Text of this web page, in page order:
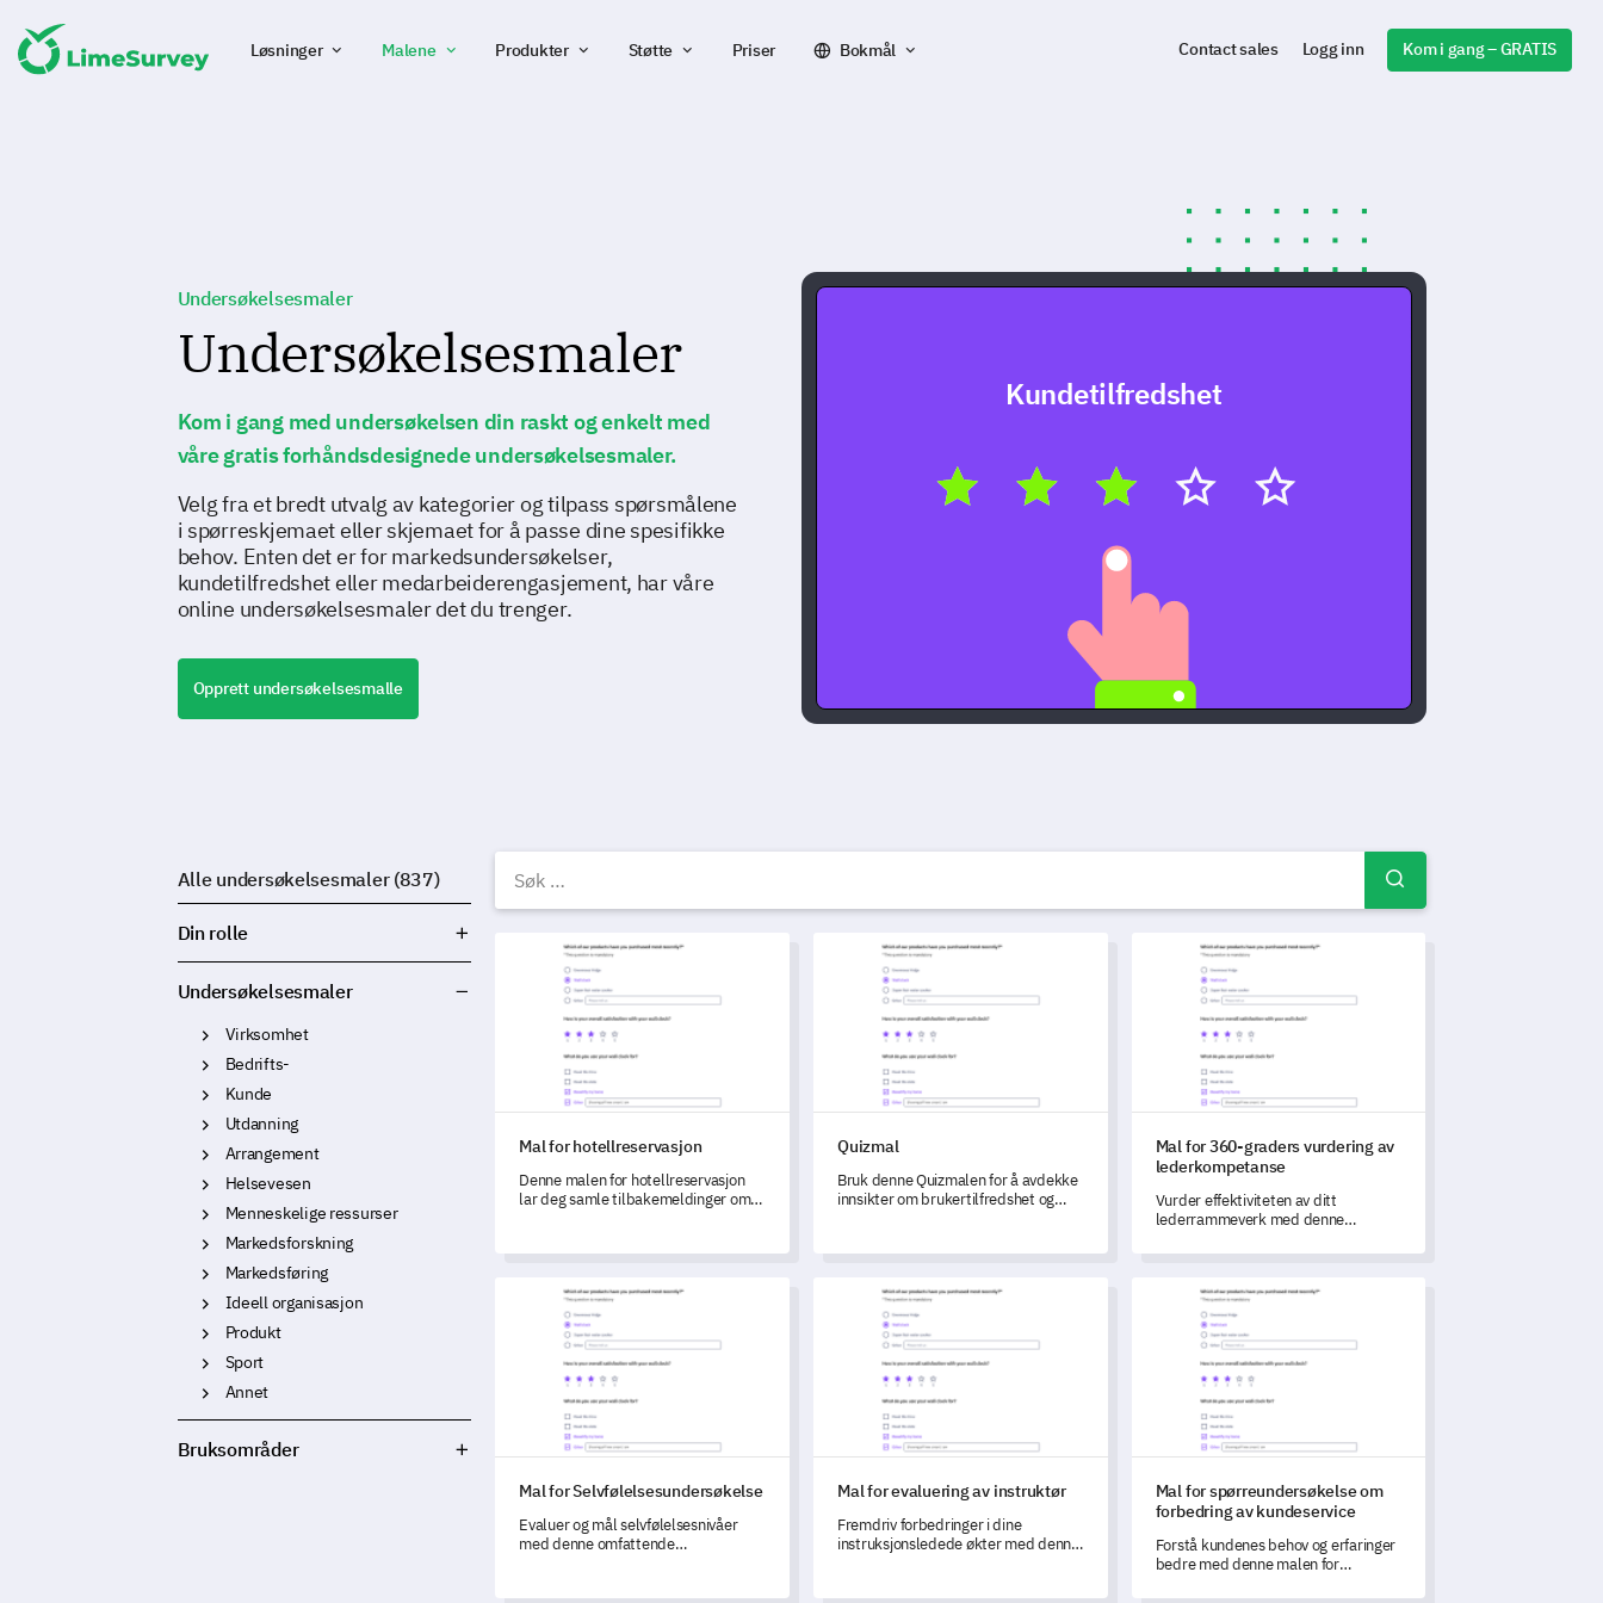
Løsninger Malene Produkter Støtte Priser Bokmål Contact sales Logg inn Kom i gang – GRATIS
Undersøkelsesmaler
Undersøkelsesmaler
Kom i gang med undersøkelsen din raskt og enkelt med
våre gratis forhåndsdesignede undersøkelsesmaler.
Velg fra et bredt utvalg av kategorier og tilpass spørsmålene
i spørreskjemaet eller skjemaet for å passe dine spesifikke
behov. Enten det er for markedsundersøkelser,
kundetilfredshet eller medarbeiderengasjement, har våre
online undersøkelsesmaler det du trenger.
Opprett undersøkelsesmalle
Kundetilfredshet
Gratis undersøkelsesskjemaer — Eksempler på
Mal for hotellreservasjon
Mal for hotellreservasjon
Denne malen for hotellreservasjon
lar deg samle tilbakemeldinger om
tjenester.
Quizmal
Quizmal
Bruk denne Quizmalen for å avdekke
innsikter om brukertilfredshet og
Mal for 360-graders vurdering av lederkompetanse
Mal for 360-graders vurdering av
lederkompetanse
Vurder effektiviteten av ditt
lederrammeverk med denne
vurdering av lederkompetanse'.
Mal for Selvfølelsesundersøkelse
Mal for Selvfølelsesundersøkelse
Evaluer og mål selvfølelsesnivåer
med denne omfattende
Mal for evaluering av instruktør
Mal for evaluering av instruktør
Fremdriv forbedringer i dine
instruksjonsledede økter med denne
Mal for spørreundersøkelse om forbedring av
Mal for spørreundersøkelse om
forbedring av kundeservice
Forstå kundenes behov og erfaringer
bedre med denne malen for
Alle undersøkelsesmaler (837)
Din rolle
Undersøkelsesmaler
Virksomhet
Bedrifts-
Kunde
Utdanning
Arrangement
Helsevesen
Menneskelige ressurser
Markedsforskning
Markedsføring
Ideell organisasjon
Produkt
Sport
Annet
Bruksområder